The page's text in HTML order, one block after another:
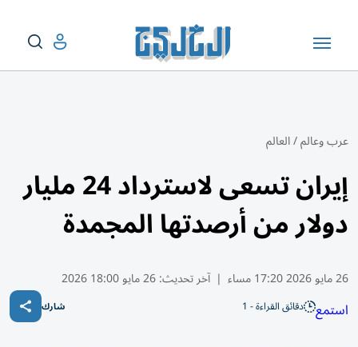
عرب وعالم/العالم
إيران تسعى لاسترداد 24 مليار
دولار من أرصدتها المجمدة
26 مايو 2026 17:20 مساء | آخر تحديث:26 مايو 18:00 2026
استمع دقائق القراءة - 1 شارك